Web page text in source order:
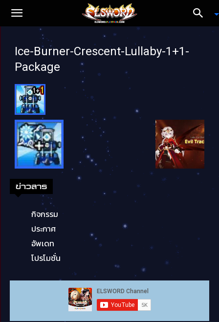
Ice-Burner-Crescent-Lullaby-1+1-
Package
ข่าวสาร
กิจกรรม
ประกาศ
อัพเดท
โปรโมชั่น